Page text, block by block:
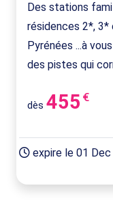
Des stations
résidences 2*, 3*
Pyrénées ...à
des pistes qui
dès 455 €
expire le 01